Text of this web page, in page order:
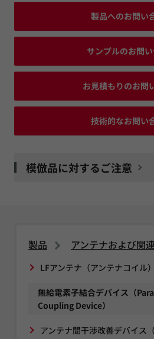
製品へのお問い
サンプルのお問
お見積もりのお問
技術的なお問い
模倣品に対するご注意
製品 アンテナおよび関
LFアンテナ（アンテナコイル）
無給電素子結合デバイス（
Coupling Device）
アンテナ間干渉改善デバイス